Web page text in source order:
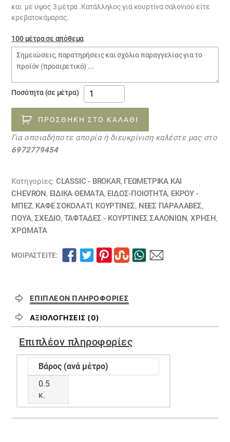
και με ύψος 3 μέτρα .Κατάλληλος για κουρτίνα σαλονιού είτε
κρεβατοκάμαρας.
100 μέτρα σε απόθεμα
Σημειώσεις
παραγγελίας
Ποσότητα (σε μέτρα)
Ταφτάς
Μπέζ
με
Καφέ
κύκλους
ΠΡΟΣΘΉΚΗ ΣΤΟ ΚΑΛΆΘΙ
Για οποιαδήποτε απορία ή διευκρίνιση καλέστε μας στο
6972779454
Κατηγορίες: CLASSIC - BROKAR, ΓΕΩΜΕΤΡΙΚΆ ΚΑΙ
CHEVRON, ΕΙΔΙΚΆ ΘΈΜΑΤΑ, ΕΙΔΟΣ-ΠΟΙΟΤΗΤΑ, ΕΚΡΟΥ -
ΜΠΕΖ, ΚΑΦΕ ΣΟΚΟΛΑΤΙ, ΚΟΥΡΤΊΝΕΣ, ΝΕΕΣ ΠΑΡΑΛΑΒΕΣ,
ΠΟΥΆ,ΣΧΕΔΙΟ, ΤΑΦΤΆΔΕΣ - ΚΟΥΡΤΊΝΕΣ ΣΑΛΟΝΙΏΝ,ΧΡΗΣΗ,
ΧΡΏΜΑΤΑ
ΜΟΙΡΑΣΤΕΊΤΕ:
ΕΠΙΠΛΈΟΝ ΠΛΗΡΟΦΟΡΊΕΣ
ΑΞΙΟΛΟΓΉΣΕΙΣ (0)
Επιπλέον πληροφορίες
Βάρος (ανά μέτρο)
0.5
κ.